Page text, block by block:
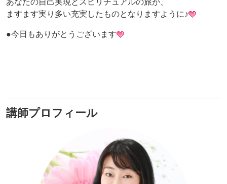
ますます実り多い充実したものとなりますように♪
●今日もありがとうございます
講師プロフィール